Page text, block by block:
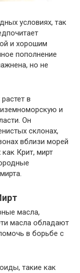
условиях, так
и хорошим
пополнение
но не
в
и
Он
склонах,
вблизи морей
Крит, мирт
масла,
масла обладают
в борьбе с
такие как